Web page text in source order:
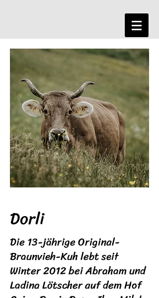
Dorli
Die 13-jährige Original-
Braunvieh-Kuh lebt seit
Winter 2012 bei Abraham und
Ladina Lötscher auf dem Hof